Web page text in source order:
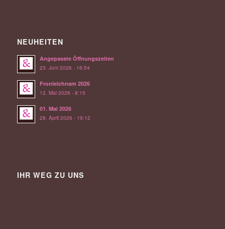
NEUHEITEN
Angepasste Öffnungszeiten
23. Juni 2026 - 16:54
Fronleichnam 2026
12. Mai 2026 - 8:15
01. Mai 2026
28. April 2026 - 19:12
IHR WEG ZU UNS